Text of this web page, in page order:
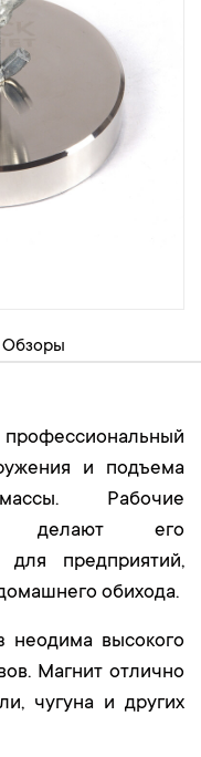
Обзоры
и подъема
Рабочие
делают его
для предприятий,
обихода.
неодима высокого
Магнит отлично
чугуна и других